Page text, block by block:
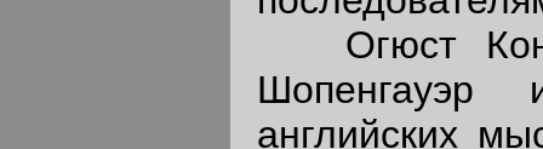
Огюст
английских